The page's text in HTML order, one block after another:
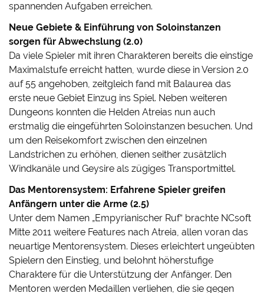
spannenden Aufgaben erreichen.
Neue Gebiete & Einführung von Soloinstanzen
sorgen für Abwechslung (2.0)
Da viele Spieler mit ihren Charakteren bereits die einstige
Maximalstufe erreicht hatten, wurde diese in Version 2.0
auf 55 angehoben, zeitgleich fand mit Balaurea das
erste neue Gebiet Einzug ins Spiel. Neben weiteren
Dungeons konnten die Helden Atreias nun auch
erstmalig die eingeführten Soloinstanzen besuchen. Und
um den Reisekomfort zwischen den einzelnen
Landstrichen zu erhöhen, dienen seither zusätzlich
Windkanäle und Geysire als zügiges Transportmittel.
Das Mentorensystem: Erfahrene Spieler greifen
Anfängern unter die Arme (2.5)
Unter dem Namen „Empyrianischer Ruf“ brachte NCsoft
Mitte 2011 weitere Features nach Atreia, allen voran das
neuartige Mentorensystem. Dieses erleichtert ungeübten
Spielern den Einstieg, und belohnt höherstufige
Charaktere für die Unterstützung der Anfänger. Den
Mentoren werden Medaillen verliehen, die sie gegen